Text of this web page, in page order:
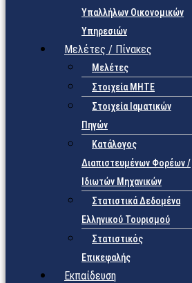
Υπαλλήλων Οικονομικών
Υπηρεσιών
Μελέτες / Πίνακες
Μελέτες
Στοιχεία ΜΗΤΕ
Στοιχεία Ιαματικών
Πηγών
Κατάλογος
Διαπιστευμένων Φορέων /
Ιδιωτών Μηχανικών
Στατιστικά Δεδομένα
Ελληνικού Τουρισμού
Στατιστικός
Επικεφαλής
Εκπαίδευση